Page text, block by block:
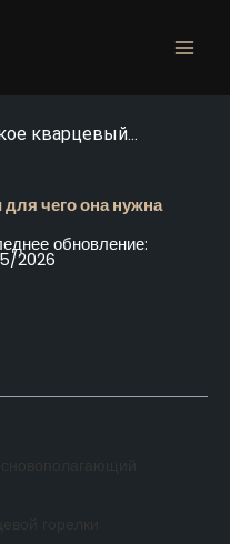
кварцевый...
для чего она нужна
обновление:
2026